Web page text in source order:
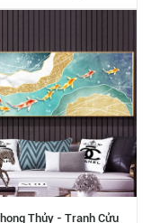
Thủy - Tranh Cửu